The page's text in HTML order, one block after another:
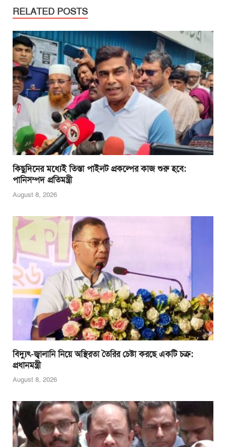
e
b
o
o
k
er
A
p
p
n
g
er
RELATED POSTS
কিছুদিনের মধ্যেই তিস্তা পাইলট প্রকল্পের কাজ শুরু হবে:
পানিসম্পদ প্রতিমন্ত্রী
August 8, 2026
বিদ্যুৎ-জ্বালানি নিয়ে অস্থিরতা তৈরির চেষ্টা করছে একটি চক্র:
প্রধানমন্ত্রী
August 8, 2026